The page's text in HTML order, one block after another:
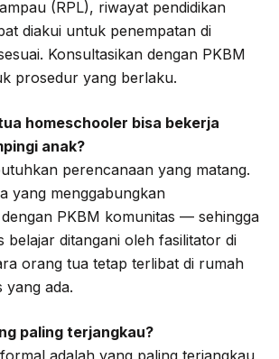
(RPL), riwayat pendidikan
diakui untuk penempatan di
Konsultasikan dengan PKBM
prosedur yang berlaku.
homeschooler bisa bekerja
anak?
perencanaan yang matang.
yang menggabungkan
PKBM komunitas — sehingga
belajar ditangani oleh fasilitator di
orang tua tetap terlibat di rumah
yang ada.
paling terjangkau?
adalah yang paling terjangkau